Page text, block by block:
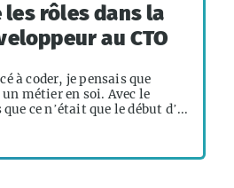
les rôles dans la
au CTO
à coder, je pensais que
métier en soi. Avec le
ce n’était que le début d’...